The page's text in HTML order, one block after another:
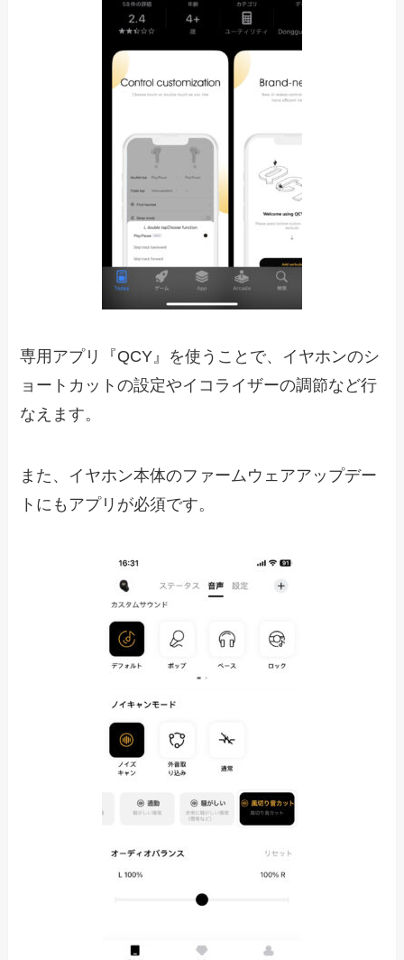
専用アプリ『QCY』を使うことで、イヤホンのシ
ョートカットの設定やイコライザーの調節など行
なえます。
また、イヤホン本体のファームウェアアップデー
トにもアプリが必須です。